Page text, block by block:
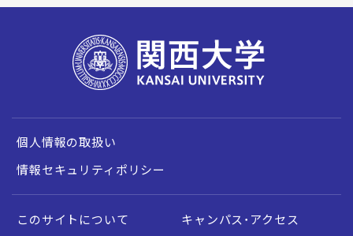
個人情報の取扱い
情報セキュリティポリシー
このサイトについて
キャンパス・アクセス